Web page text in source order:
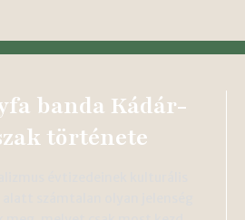
banda Kádár-
története